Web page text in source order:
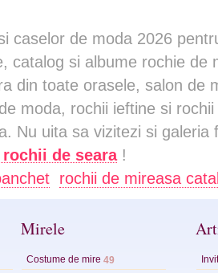
caselor de moda 2026
catalog si albume rochie de
din toate orasele, salon de
moda, rochii ieftine si
Nu uita sa vizitezi si
de seara!
rochii de mireasa
Mirele
Costume de mire 49